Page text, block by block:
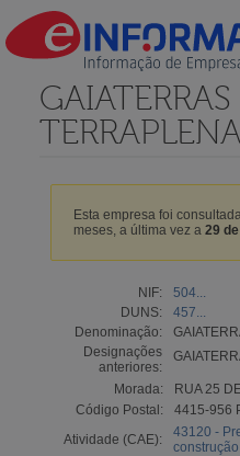
Esta empresa foi
meses, a última vez a 29
NIF:
504...
DUNS:
457...
Denominação:
Designações
anteriores:
Morada:
RUA 25
Código Postal:
4415-956
Atividade (CAE):
43120 -
construção